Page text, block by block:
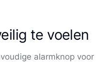
te voelen
alarmknop voor